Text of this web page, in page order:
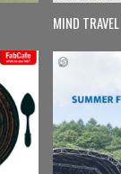
MIND TRAVEL